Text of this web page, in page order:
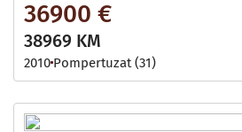
36900 €
38969 KM
2010 Pompertuzat (31)